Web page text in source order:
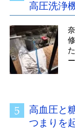
高圧洗浄
高血圧と
つまりを